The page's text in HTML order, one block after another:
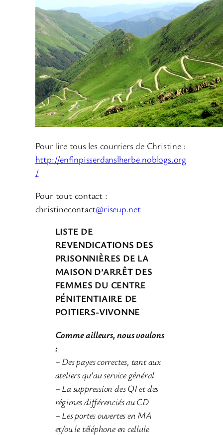
Pour lire tous les courriers de Christine :
http://enfinpisserdanslherbe.noblogs.org
/
Pour tout contact :
christinecontact@riseup.net
LISTE DE
REVENDICATIONS DES
PRISONNIÈRES DE LA
MAISON D’ARRÊT DES
FEMMES DU CENTRE
PÉNITENTIAIRE DE
POITIERS-VIVONNE
Comme ailleurs, nous voulons
:
– Des payes correctes, tant aux
ateliers qu’au service général
– La suppression des QI et des
régimes différenciés au CD
– Les portes ouvertes en MA
et/ou le téléphone en cellule